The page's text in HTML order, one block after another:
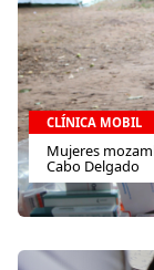
CLÍNICA MOBIL
Mujeres
Cabo Delgado